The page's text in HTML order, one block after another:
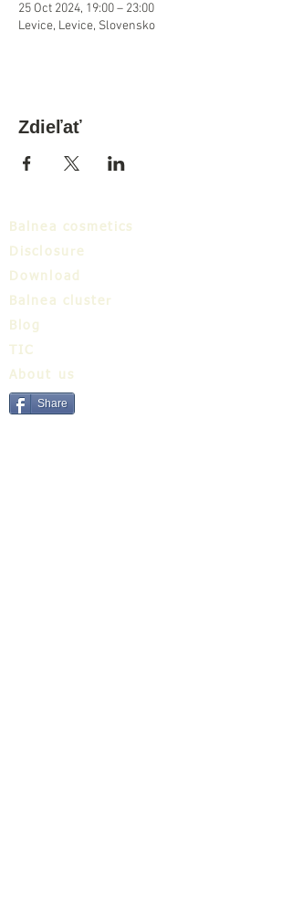
25 Oct 2024, 19:00 – 23:00
Levice, Levice, Slovensko
Zdieľať
Balnea cosmetics
Disclosure
Download
Balnea cluster
Blog
TIC
About us
Share